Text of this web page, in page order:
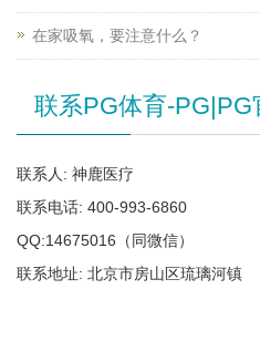
在家吸氧，要注意什么？
联系PG体育-PG|PG
联系人: 神鹿医疗
联系电话: 400-993-6860
QQ:14675016（同微信）
联系地址: 北京市房山区琉璃河镇